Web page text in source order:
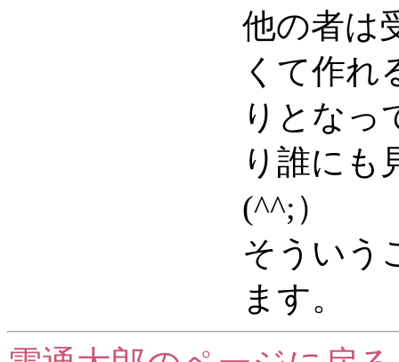
他の者は
くて作れ
りとなっ
り誰にも
(^^;）
そういう
ます。